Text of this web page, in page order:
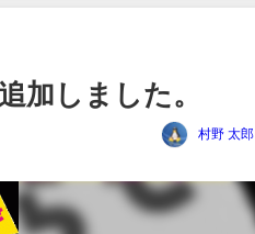
加しました。
村野 太郎